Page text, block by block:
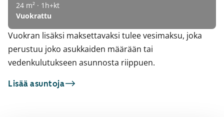
24 m² · 1h+kt
Vuokrattu
Vuokran lisäksi maksettavaksi tulee vesimaksu, joka
perustuu joko asukkaiden määrään tai
vedenkulutukseen asunnosta riippuen.
Lisää asuntoja